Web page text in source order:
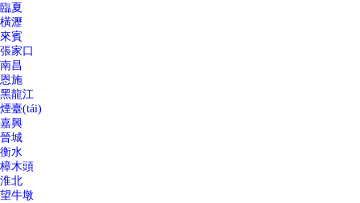
臨夏
橫瀝
來賓
張家口
南昌
恩施
黑龍江
煙臺(tái)
嘉興
晉城
衡水
樟木頭
淮北
望牛墩